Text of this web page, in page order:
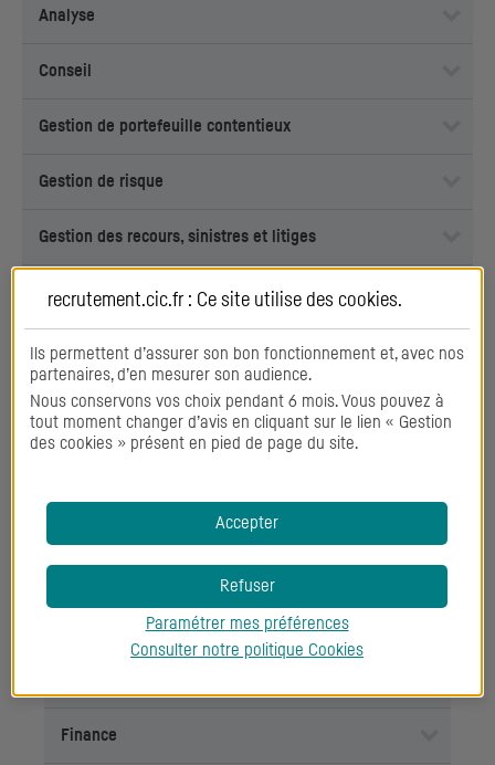
Analyse
Conseil
Gestion de portefeuille contentieux
Gestion de risque
Gestion des recours, sinistres et litiges
Négociation
Qualité
Travail en équipe
Savoirs
Conformité
Finance
recrutement.cic.fr : Ce site utilise des cookies.
Ils permettent d’assurer son bon fonctionnement et, avec nos
partenaires, d’en mesurer son audience.
Nous conservons vos choix pendant 6 mois. Vous pouvez à
tout moment changer d’avis en cliquant sur le lien « Gestion
des cookies » présent en pied de page du site.
Accepter
Refuser
Paramétrer mes préférences
Consulter notre politique Cookies